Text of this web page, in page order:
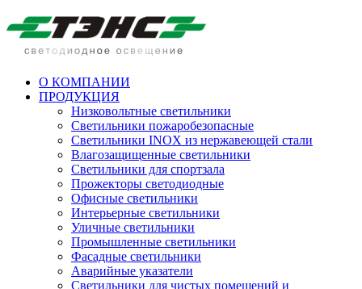
О КОМПАНИИ
ПРОДУКЦИЯ
Низковольтные светильники
Cветильники пожаробезопасные
Светильники INOX из нержавеющей стали
Влагозащищенные светильники
Светильники для спортзала
Прожекторы светодиодные
Офисные светильники
Интерьерные светильники
Уличные светильники
Промышленные светильники
Фасадные светильники
Аварийные указатели
Светильники для чистых помещений и